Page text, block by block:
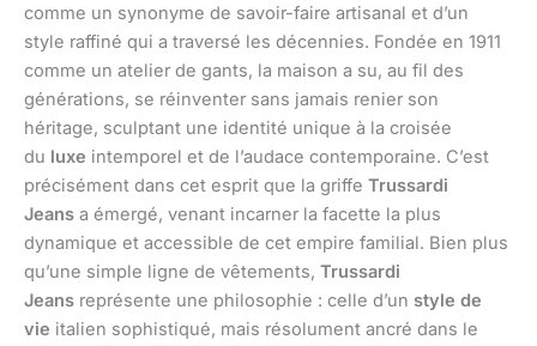
comme un synonyme de savoir-faire artisanal et d’un
style raffiné qui a traversé les décennies. Fondée en 1911
comme un atelier de gants, la maison a su, au fil des
générations, se réinventer sans jamais renier son
héritage, sculptant une identité unique à la croisée
du luxe intemporel et de l’audace contemporaine. C’est
précisément dans cet esprit que la griffe Trussardi
Jeans a émergé, venant incarner la facette la plus
dynamique et accessible de cet empire familial. Bien plus
qu’une simple ligne de vêtements, Trussardi
Jeans représente une philosophie : celle d’un style de
vie italien sophistiqué, mais résolument ancré dans le